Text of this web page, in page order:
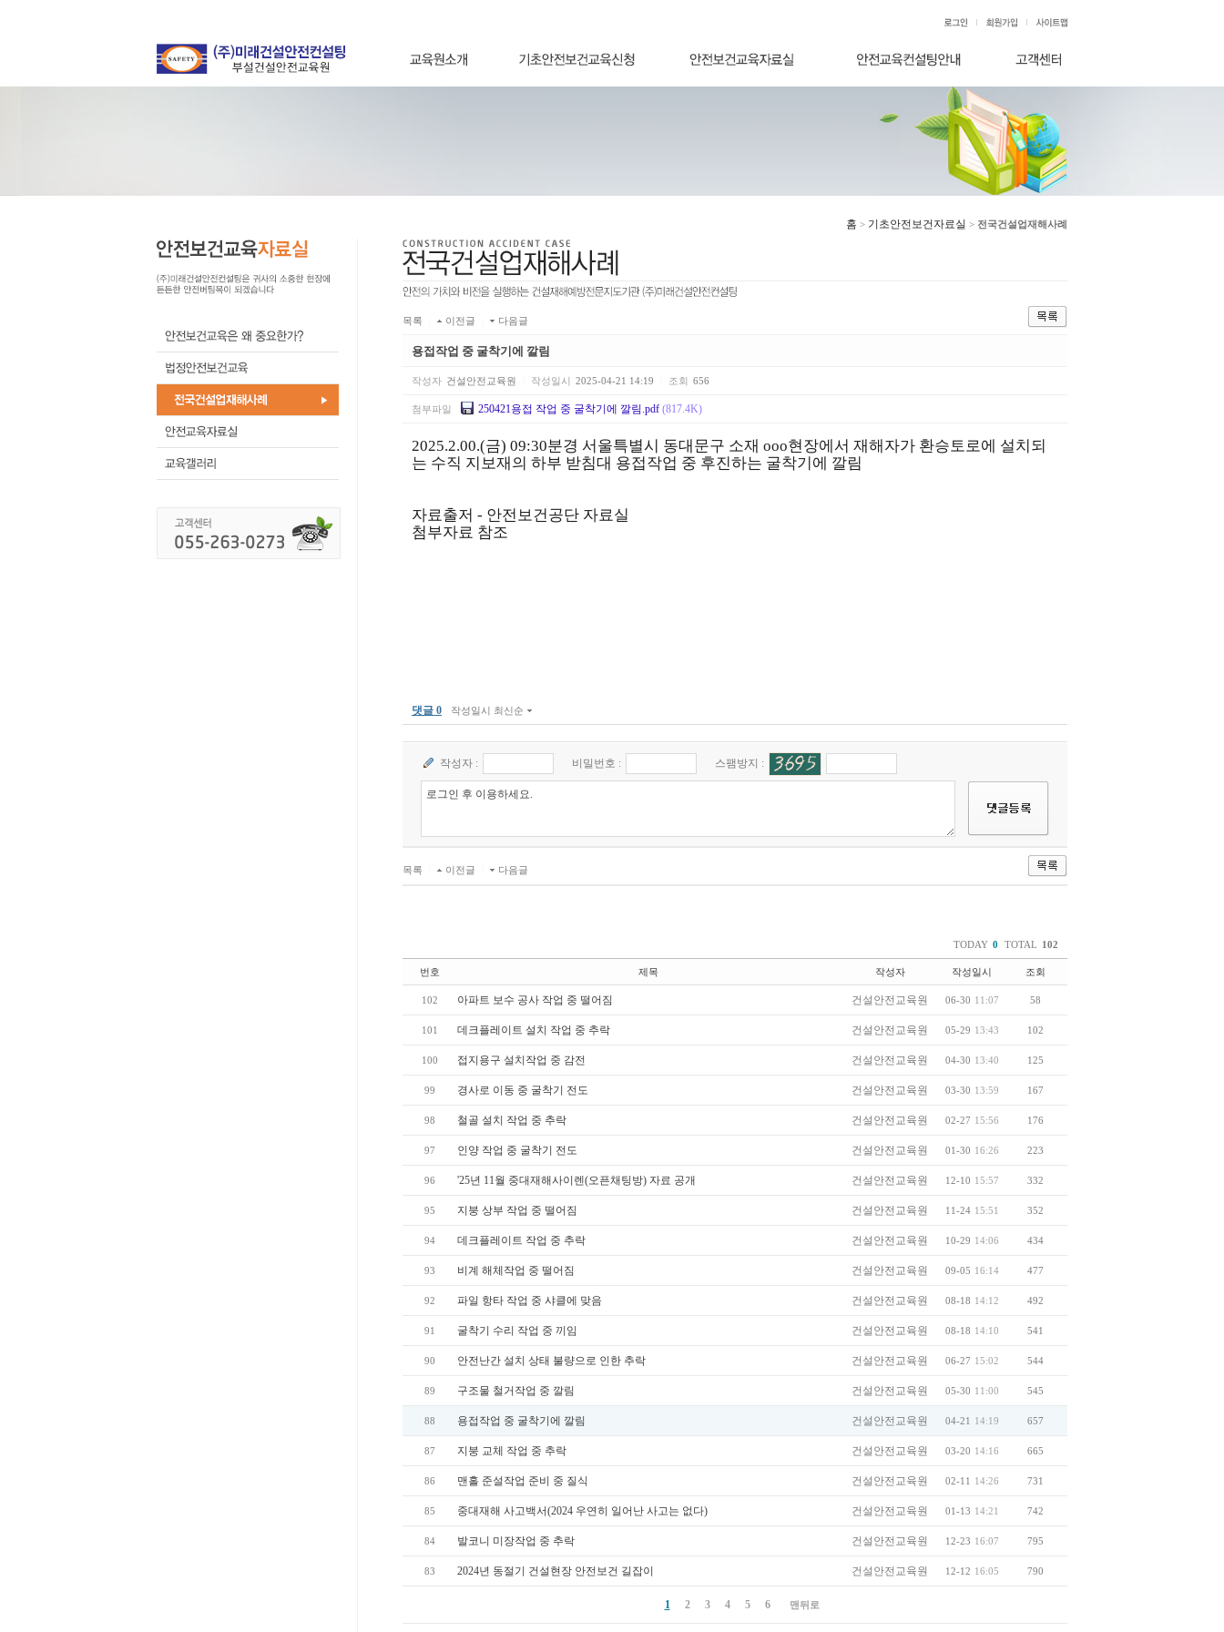
홈 > 기초안전보건자료실 > 전국건설업재해사례
목록 이전글 다음글
용접작업 중 굴착기에 깔림
작성자 건설안전교육원 작성일시 2025-04-21 14:19 조회 656
첨부파일 250421용접 작업 중 굴착기에 깔림.pdf (817.4K)
2025.2.00.(금) 09:30분경 서울특별시 동대문구 소재 ooo현장에서 재해자가 환승토로에 설치되
는 수직 지보재의 하부 받침대 용접작업 중 후진하는 굴착기에 깔림
자료출저 - 안전보건공단 자료실
첨부자료 참조
댓글 0 작성일시 최신순
작성자 : 비밀번호 : 스팸방지 :
목록 이전글 다음글
TODAY 0 TOTAL 102
번호 제목 작성자 작성일시 조회
102 아파트 보수 공사 작업 중 떨어짐 건설안전교육원 06-30 11:07 58
101 데크플레이트 설치 작업 중 추락 건설안전교육원 05-29 13:43 102
100 접지용구 설치작업 중 감전 건설안전교육원 04-30 13:40 125
99 경사로 이동 중 굴착기 전도 건설안전교육원 03-30 13:59 167
98 철골 설치 작업 중 추락 건설안전교육원 02-27 15:56 176
97 인양 작업 중 굴착기 전도 건설안전교육원 01-30 16:26 223
96 '25년 11월 중대재해사이렌(오픈채팅방) 자료 공개 건설안전교육원 12-10 15:57 332
95 지붕 상부 작업 중 떨어짐 건설안전교육원 11-24 15:51 352
94 데크플레이트 작업 중 추락 건설안전교육원 10-29 14:06 434
93 비계 해체작업 중 떨어짐 건설안전교육원 09-05 16:14 477
92 파일 항타 작업 중 샤클에 맞음 건설안전교육원 08-18 14:12 492
91 굴착기 수리 작업 중 끼임 건설안전교육원 08-18 14:10 541
90 안전난간 설치 상태 불량으로 인한 추락 건설안전교육원 06-27 15:02 544
89 구조물 철거작업 중 깔림 건설안전교육원 05-30 11:00 545
88 용접작업 중 굴착기에 깔림 건설안전교육원 04-21 14:19 657
87 지붕 교체 작업 중 추락 건설안전교육원 03-20 14:16 665
86 맨홀 준설작업 준비 중 질식 건설안전교육원 02-11 14:26 731
85 중대재해 사고백서(2024 우연히 일어난 사고는 없다) 건설안전교육원 01-13 14:21 742
84 발코니 미장작업 중 추락 건설안전교육원 12-23 16:07 795
83 2024년 동절기 건설현장 안전보건 길잡이 건설안전교육원 12-12 16:05 790
1 2 3 4 5 6 맨뒤로